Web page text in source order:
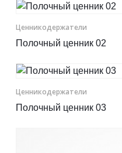
Ценникодер­жа­те­ли
Полочный ценник 02
Ценникодер­жа­те­ли
Полочный ценник 03